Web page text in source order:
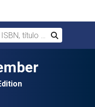
título o autor
Buscar